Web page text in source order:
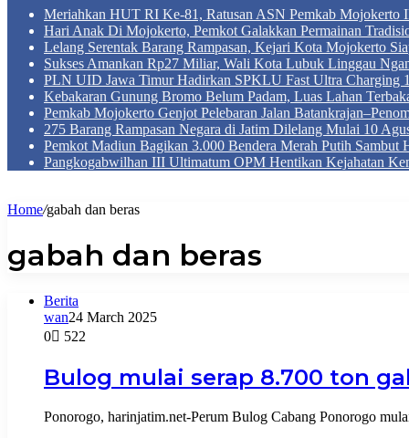
Meriahkan HUT RI Ke-81, Ratusan ASN Pemkab Mojokerto
Hari Anak Di Mojokerto, Pemkot Galakkan Permainan
Lelang Serentak Barang Rampasan, Kejari Kota Mojokerto
Sukses Amankan Rp27 Miliar, Wali Kota Lubuk Linggau
PLN UID Jawa Timur Hadirkan SPKLU Fast Ultra Charging
Kebakaran Gunung Bromo Belum Padam, Luas Lahan
Pemkab Mojokerto Genjot Pelebaran Jalan
275 Barang Rampasan Negara di Jatim Dilelang Mulai 10
Pemkot Madiun Bagikan 3.000 Bendera Merah Putih Sambut
Pangkogabwilhan III Ultimatum OPM Hentikan Kejahatan
Home/gabah dan beras
gabah dan beras
Berita
wan24 March 2025
0
522
Bulog mulai serap 8.700 ton
Ponorogo, harinjatim.net-Perum Bulog Cabang Ponorogo